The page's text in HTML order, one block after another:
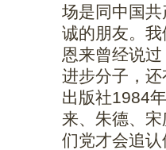
场是同中国
诚的朋友。
恩来曾经说
进步分子，
出版社1984
来、朱德、
们党才会追